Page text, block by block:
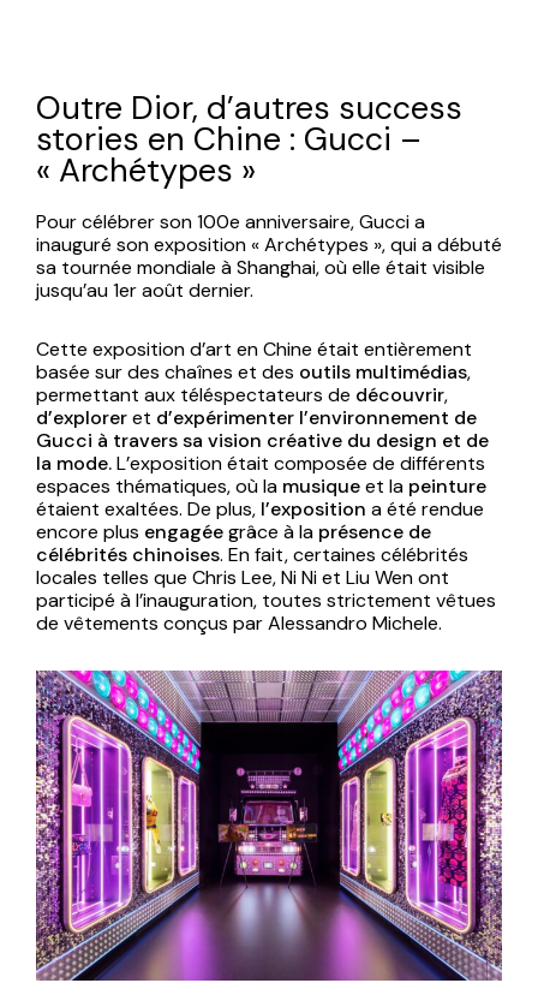
Outre Dior, d’autres success
stories en Chine : Gucci –
« Archétypes »
Pour célébrer son 100e anniversaire, Gucci a
inauguré son exposition « Archétypes », qui a débuté
sa tournée mondiale à Shanghai, où elle était visible
jusqu’au 1er août dernier.
Cette exposition d’art en Chine était entièrement
basée sur des chaînes et des outils multimédias,
permettant aux téléspectateurs de découvrir,
d’exploreret d’expérimenter l’environnement de
Gucci à travers sa vision créative du design et de
la mode.L’exposition était composée de différents
espaces thématiques, où la musiqueet la peinture
étaient exaltées. De plus, l’exposition a été rendue
encore plus engagéegrâce à la présence de
célébrités chinoises. En fait, certaines célébrités
locales telles que Chris Lee, Ni Ni et Liu Wen ont
participé à l’inauguration, toutes strictement vêtues
de vêtements conçus par Alessandro Michele.